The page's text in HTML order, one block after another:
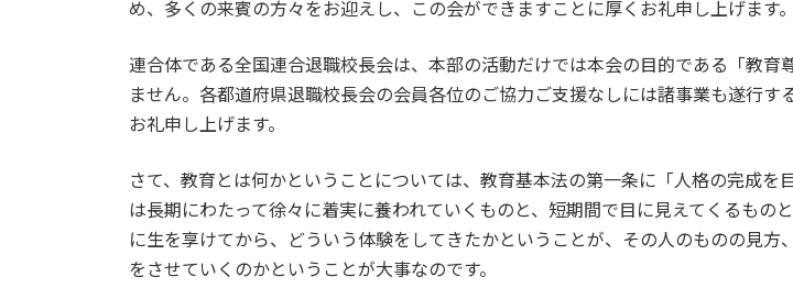
め、多くの来賓の方々をお迎えし、この会ができますことに厚くお礼申し上げます。
連合体である全国連合退職校長会は、本部の活動だけでは本会の目的である「教
ません。各都道府県退職校長会の会員各位のご協力ご支援なしには諸事業も遂行
お礼申し上げます。
さて、教育とは何かということについては、教育基本法の第一条に「人格の完成
は長期にわたって徐々に着実に養われていくものと、短期間で目に見えてくるも
に生を享けてから、どういう体験をしてきたかということが、その人のものの見
をさせていくのかということが大事なのです。